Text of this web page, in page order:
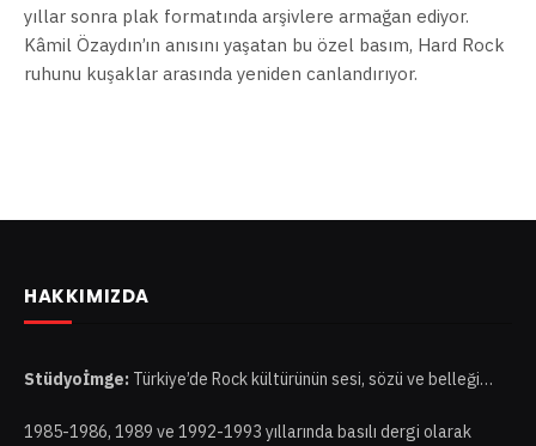
yıllar sonra plak formatında arşivlere armağan ediyor.
Kâmil Özaydın’ın anısını yaşatan bu özel basım, Hard Rock
ruhunu kuşaklar arasında yeniden canlandırıyor.
HAKKIMIZDA
Stüdyoİmge: Türkiye’de Rock kültürünün sesi, sözü ve belleği…
1985-1986, 1989 ve 1992-1993 yıllarında basılı dergi olarak